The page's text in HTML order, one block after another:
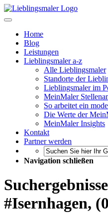
Home
Blog
Leistungen
Lieblingsmaler a-z
Alle Lieblingsmaler
Standorte der
Lieblingsmaler im
MeinMaler
So arbeitet ein
Die Werte der
MeinMaler Insights
Kontakt
Partner werden
Navigation schließen
#Isernhagen,